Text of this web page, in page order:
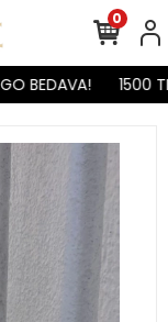
BEDAVA! 1500
0